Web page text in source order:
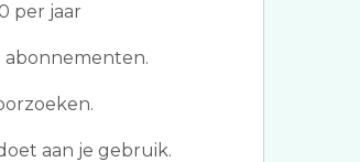
per jaar
abonnementen.
aan je gebruik.